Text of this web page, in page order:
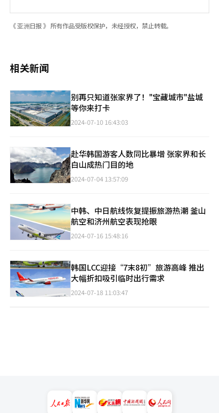
《 亚洲日报 》 所有作品受版权保护，未经授权，禁止转载。
相关新闻
别再只知道张家界了！"宝藏城市"盐城
等你来打卡
2024-07-10 16:43:03
赴华韩国游客人数同比暴增 张家界和长
白山成热门目的地
2024-07-04 13:57:09
中韩、中日航线恢复提振旅游热潮 釜山
航空和济州航空表现抢眼
2024-07-16 15:48:16
韩国LCC迎接“7末8初”旅游高峰 推出
大幅折扣吸引临时出行需求
2024-07-18 11:03:47